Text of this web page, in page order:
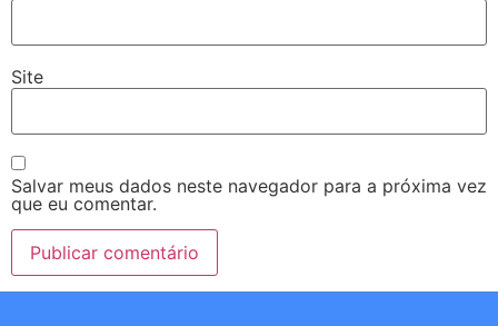
Site
Salvar meus dados neste navegador para a próxima vez
que eu comentar.